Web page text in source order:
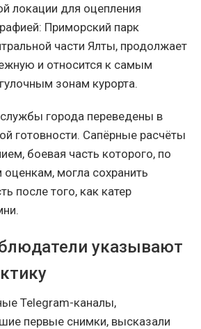
локации для оцепления
Приморский парк
части Ялты, продолжает
и относится к самым
зонам курорта.
города переведены в
готовности. Сапёрные расчёты
боевая часть которого, по
могла сохранить
после того, как катер
указывают
Telegram-каналы,
первые снимки, высказали